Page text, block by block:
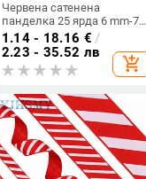
Червена сатенена
панделка 25 ярда 6 mm-75
mm Опаковъчен материал
Направи си сам Bow Craft
Decor Wedding Party Decor
Опаковка за подаръци
скрапбукинг
1.14 - 18.16 € /
2.23 - 35.52 лв
add_shopping_cart